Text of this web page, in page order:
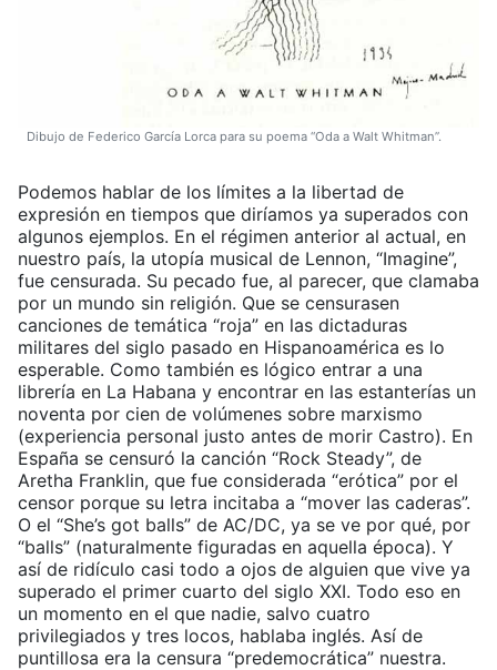
Dibujo de Federico García Lorca para su poema “Oda a Walt Whitman”.
Podemos hablar de los límites a la libertad de
expresión en tiempos que diríamos ya superados con
algunos ejemplos. En el régimen anterior al actual, en
nuestro país, la utopía musical de Lennon, “Imagine”,
fue censurada. Su pecado fue, al parecer, que clamaba
por un mundo sin religión. Que se censurasen
canciones de temática “roja” en las dictaduras
militares del siglo pasado en Hispanoamérica es lo
esperable. Como también es lógico entrar a una
librería en La Habana y encontrar en las estanterías un
noventa por cien de volúmenes sobre marxismo
(experiencia personal justo antes de morir Castro). En
España se censuró la canción “Rock Steady”, de
Aretha Franklin, que fue considerada “erótica” por el
censor porque su letra incitaba a “mover las caderas”.
O el “She’s got balls” de AC/DC, ya se ve por qué, por
“balls” (naturalmente figuradas en aquella época). Y
así de ridículo casi todo a ojos de alguien que vive ya
superado el primer cuarto del siglo XXI. Todo eso en
un momento en el que nadie, salvo cuatro
privilegiados y tres locos, hablaba inglés. Así de
puntillosa era la censura “predemocrática” nuestra.